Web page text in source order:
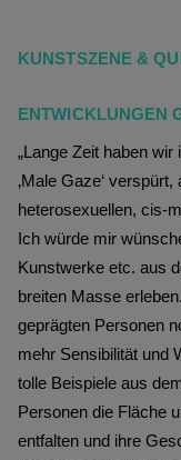
KUNSTSZENE &
ENTWICKLUNGEN
„Lange Zeit haben
‚Male Gaze‘
heterosexuellen, cis-
Ich würde mir
Kunstwerke etc. aus
breiten Masse
geprägten Personen
mehr Sensibilität und
tolle Beispiele aus
Personen die Fläche
entfalten und ihre